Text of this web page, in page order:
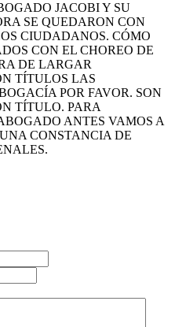
JACOBI Y SU
SE QUEDARON CON
CIUDADANOS. CÓMO
CON EL CHOREO DE
DE LARGAR
TÍTULOS LAS
POR FAVOR. SON
TÍTULO. PARA
ANTES VAMOS A
CONSTANCIA DE